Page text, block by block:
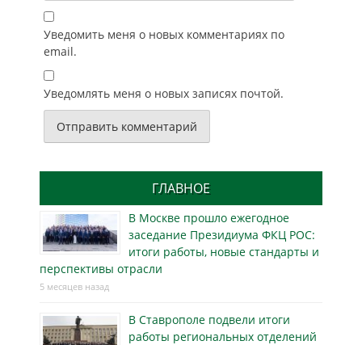
Уведомить меня о новых комментариях по
email.
Уведомлять меня о новых записях почтой.
ГЛАВНОЕ
В Москве прошло ежегодное
заседание Президиума ФКЦ РОС:
итоги работы, новые стандарты и
перспективы отрасли
5 месяцев назад
В Ставрополе подвели итоги
работы региональных отделений